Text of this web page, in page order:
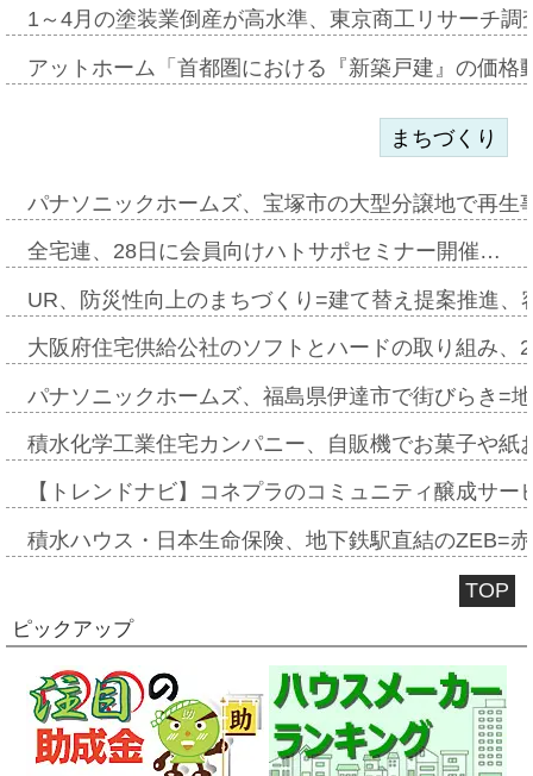
1～4月の塗装業倒産が高水準、東京商工リサーチ
アットホーム「首都圏における『新築戸建』の価
まちづくり
パナソニックホームズ、宝塚市の大型分譲地で再
全宅連、28日に会員向けハトサポセミナー開催…
UR、防災性向上のまちづくり=建て替え提案推進
大阪府住宅供給公社のソフトとハードの取り組み
パナソニックホームズ、福島県伊達市で街びらき=
積水化学工業住宅カンパニー、自販機でお菓子や
【トレンドナビ】コネプラのコミュニティ醸成サ
積水ハウス・日本生命保険、地下鉄駅直結のZEB=
TOP
ピックアップ